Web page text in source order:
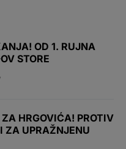
OD 1. RUJNA
STORE
HRGOVIĆA! PROTIV
ZA UPRAŽNJENU